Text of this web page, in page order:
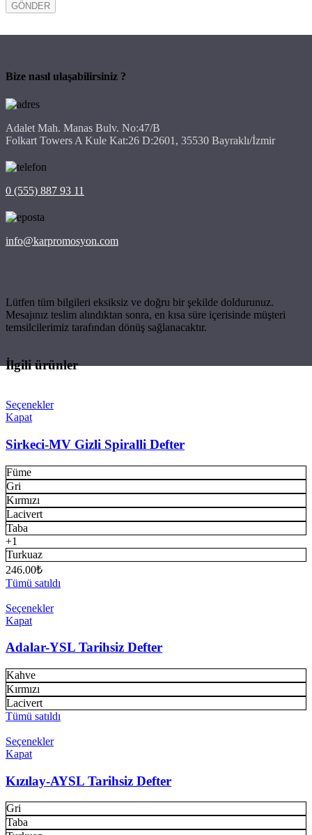
Bize nasıl ulaşabilirsiniz ?
Adalet Mah. Manas Bulv. No:47/B
Folkart Towers A Kule Kat:26 D:2601, 35530 Bayraklı/İzmir
0 (555) 887 93 11
info@karpromosyon.com
Lütfen tüm bilgileri eksiksiz ve doğru bir şekilde doldurunuz.
Mesajınız teslim alındıktan sonra, en kısa süre içerisinde müşteri
temsilcilerimiz tarafından dönüş sağlanacaktır.
İlgili ürünler
Seçenekler
Kapat
Sirkeci-MV Gizli Spiralli Defter
Füme
Gri
Kırmızı
Lacivert
Taba
+1
Turkuaz
246.00₺
Tümü satıldı
Seçenekler
Kapat
Adalar-YSL Tarihsiz Defter
Kahve
Kırmızı
Lacivert
Tümü satıldı
Seçenekler
Kapat
Kızılay-AYSL Tarihsiz Defter
Gri
Taba